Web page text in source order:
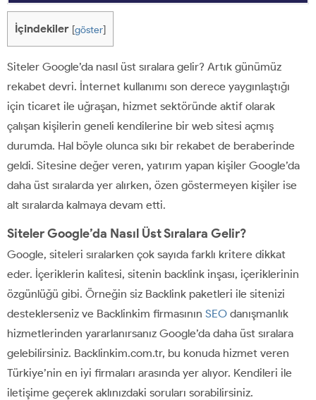
İçindekiler [göster]
Siteler Google’da nasıl üst sıralara gelir? Artık günümüz
rekabet devri. İnternet kullanımı son derece yaygınlaştığı
için ticaret ile uğraşan, hizmet sektöründe aktif olarak
çalışan kişilerin geneli kendilerine bir web sitesi açmış
durumda. Hal böyle olunca sıkı bir rekabet de beraberinde
geldi. Sitesine değer veren, yatırım yapan kişiler Google’da
daha üst sıralarda yer alırken, özen göstermeyen kişiler ise
alt sıralarda kalmaya devam etti.
Siteler Google’da Nasıl Üst Sıralara Gelir?
Google, siteleri sıralarken çok sayıda farklı kritere dikkat
eder. İçeriklerin kalitesi, sitenin backlink inşası, içeriklerinin
özgünlüğü gibi. Örneğin siz Backlink paketleri ile sitenizi
desteklerseniz ve Backlinkim firmasının SEO danışmanlık
hizmetlerinden yararlanırsanız Google’da daha üst sıralara
gelebilirsiniz. Backlinkim.com.tr, bu konuda hizmet veren
Türkiye’nin en iyi firmaları arasında yer alıyor. Kendileri ile
iletişime geçerek aklınızdaki soruları sorabilirsiniz.